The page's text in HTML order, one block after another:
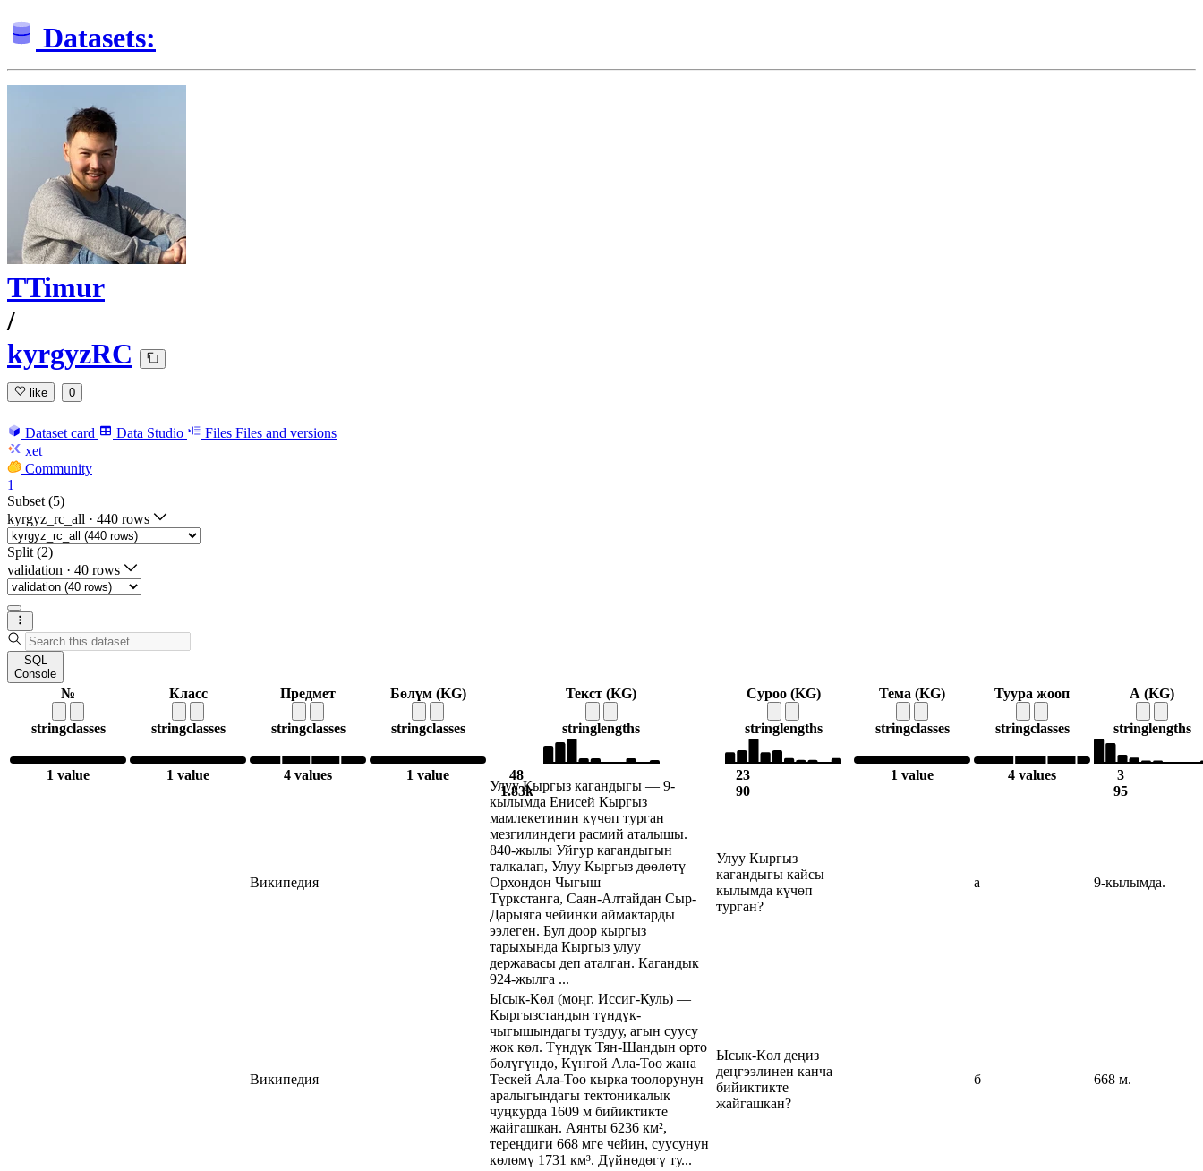
Datasets:
TTimur
/
kyrgyzRC
like 0
Dataset card Data Studio Files Files and versions
xet
Community
1
Subset (5)
kyrgyz_rc_all · 440 rows
Split (2)
validation · 40 rows
SQL
Console
№
stringclasses
1 value
Класс
stringclasses
1 value
Предмет
stringclasses
4 values
Бөлүм (KG)
stringclasses
1 value
Текст (KG)
stringlengths
48
1.83k
Суроо (KG)
stringlengths
23
90
Тема (KG)
stringclasses
1 value
Туура жооп
stringclasses
4 values
А (KG)
stringlengths
3
95
Википедия
Улуу Кыргыз кагандыгы — 9-
кылымда Енисей Кыргыз
мамлекетинин күчөп турган
мезгилиндеги расмий аталышы.
840-жылы Уйгур кагандыгын
талкалап, Улуу Кыргыз дөөлөтү
Орхондон Чыгыш
Түркстанга, Саян-Алтайдан Сыр-
Дарыяга чейинки аймактарды
ээлеген. Бул доор кыргыз
тарыхында Кыргыз улуу
державасы деп аталган. Кагандык
924-жылга ...
Улуу Кыргыз
кагандыгы кайсы
кылымда күчөп
турган?
а 9-кылымда.
Википедия
Ысык-Көл (моңг. Иссиг-Куль) —
Кыргызстандын түндүк-
чыгышындагы туздуу, агын суусу
жок көл. Түндүк Тян-Шандын орто
бөлүгүндө, Күнгөй Ала-Тоо жана
Тескей Ала-Тоо кырка тоолорунун
аралыгындагы тектоникалык
чуңкурда 1609 м бийиктикте
жайгашкан. Аянты 6236 км²,
тереңдиги 668 мге чейин, суусунун
көлөмү 1731 км³. Дүйнөдөгү ту...
Ысык-Көл деңиз
деңгээлинен канча
бийиктикте
жайгашкан?
б 668 м.